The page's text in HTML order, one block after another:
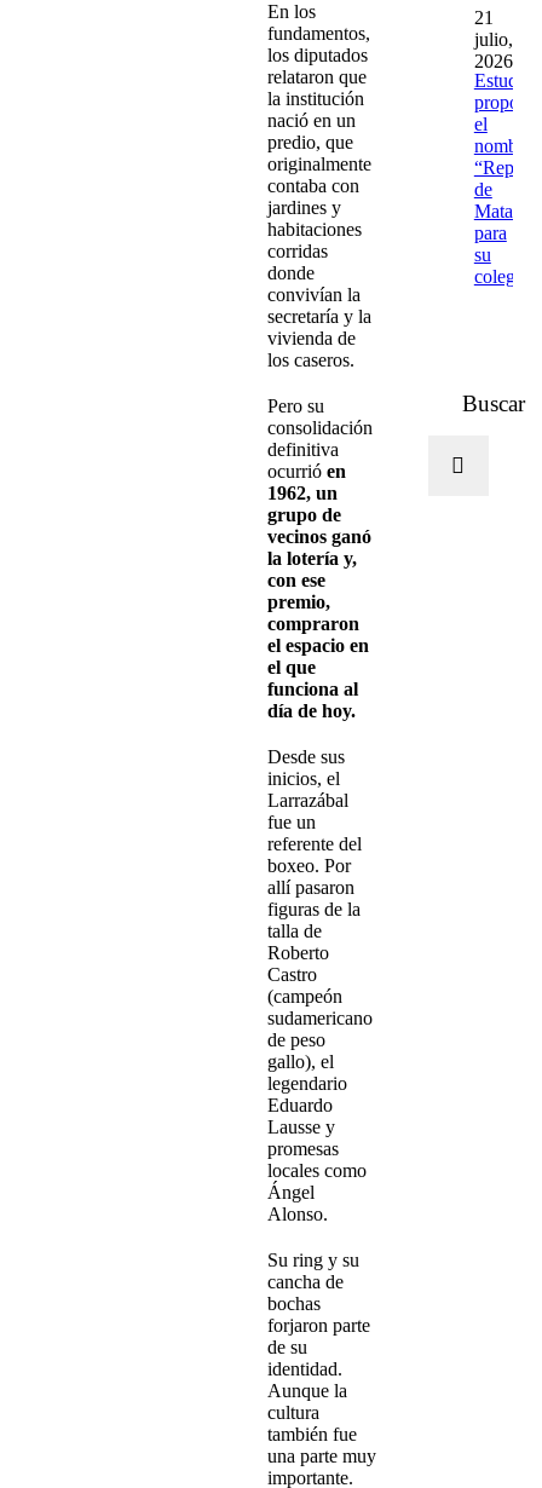
En los
fundamentos,
los diputados
relataron que
la institución
nació en un
predio, que
originalmente
contaba con
jardines y
habitaciones
corridas
donde
convivían la
secretaría y la
vivienda de
los caseros.
Pero su
consolidación
definitiva
ocurrióen
1962, un
grupo de
vecinos ganó
la lotería y,
con ese
premio,
compraron
el espacio en
el que
funciona al
día de hoy.
Desde sus
inicios, el
Larrazábal
fue un
referente del
boxeo. Por
allí pasaron
figuras de la
talla de
Roberto
Castro
(campeón
sudamericano
de peso
gallo), el
legendario
Eduardo
Lausse y
promesas
locales como
Ángel
Alonso.
Su ring y su
cancha de
bochas
forjaron parte
de su
identidad.
Aunque la
cultura
también fue
una parte muy
importante.
el
nombre
de
para
su
colegio
21
julio,
2026
Buscar